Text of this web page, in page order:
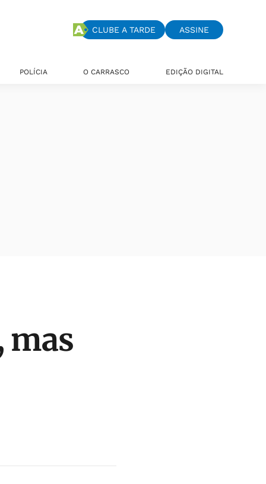
CLUBE A TARDE ASSINE
POLÍCIA O CARRASCO EDIÇÃO DIGITAL
mas